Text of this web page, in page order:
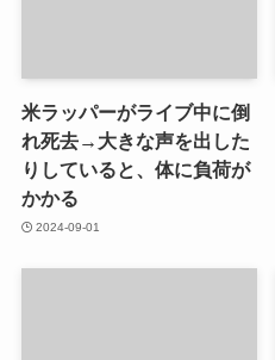
米ラッパーがライブ中に倒
れ死去→大きな声を出した
りしていると、体に負荷が
かかる
2024-09-01